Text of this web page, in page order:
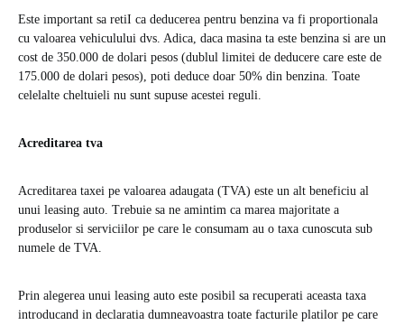
Este important sa retiI ca deducerea pentru benzina va fi proportionala
cu valoarea vehiculului dvs. Adica, daca masina ta este benzina si are un
cost de 350.000 de dolari pesos (dublul limitei de deducere care este de
175.000 de dolari pesos), poti deduce doar 50% din benzina. Toate
celelalte cheltuieli nu sunt supuse acestei reguli.
Acreditarea tva
Acreditarea taxei pe valoarea adaugata (TVA) este un alt beneficiu al
unui leasing auto. Trebuie sa ne amintim ca marea majoritate a
produselor si serviciilor pe care le consumam au o taxa cunoscuta sub
numele de TVA.
Prin alegerea unui leasing auto este posibil sa recuperati aceasta taxa
introducand in declaratia dumneavoastra toate facturile platilor pe care